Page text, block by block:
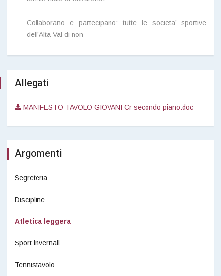
Collaborano e partecipano: tutte le societa’ sportive
dell’Alta Val di non
Allegati
MANIFESTO TAVOLO GIOVANI Cr secondo piano.doc
Argomenti
Segreteria
Discipline
Atletica leggera
Sport invernali
Tennistavolo